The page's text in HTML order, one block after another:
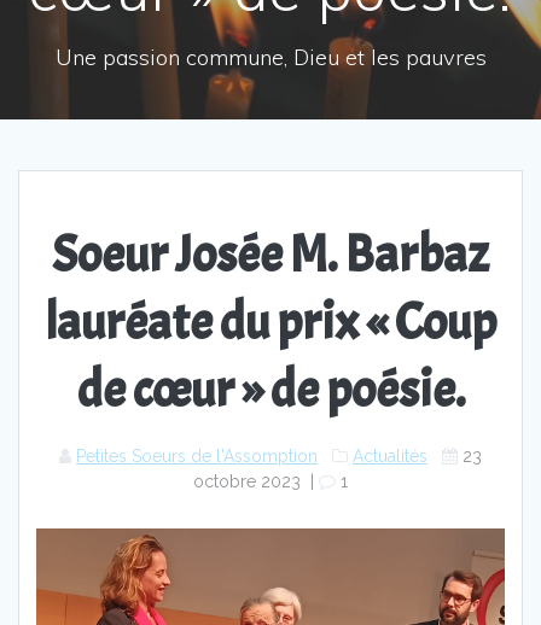
Une passion commune, Dieu et les pauvres
Soeur Josée M. Barbaz
lauréate du prix « Coup
de cœur » de poésie.
Petites Soeurs de l'Assomption Actualités
23
octobre 2023
1